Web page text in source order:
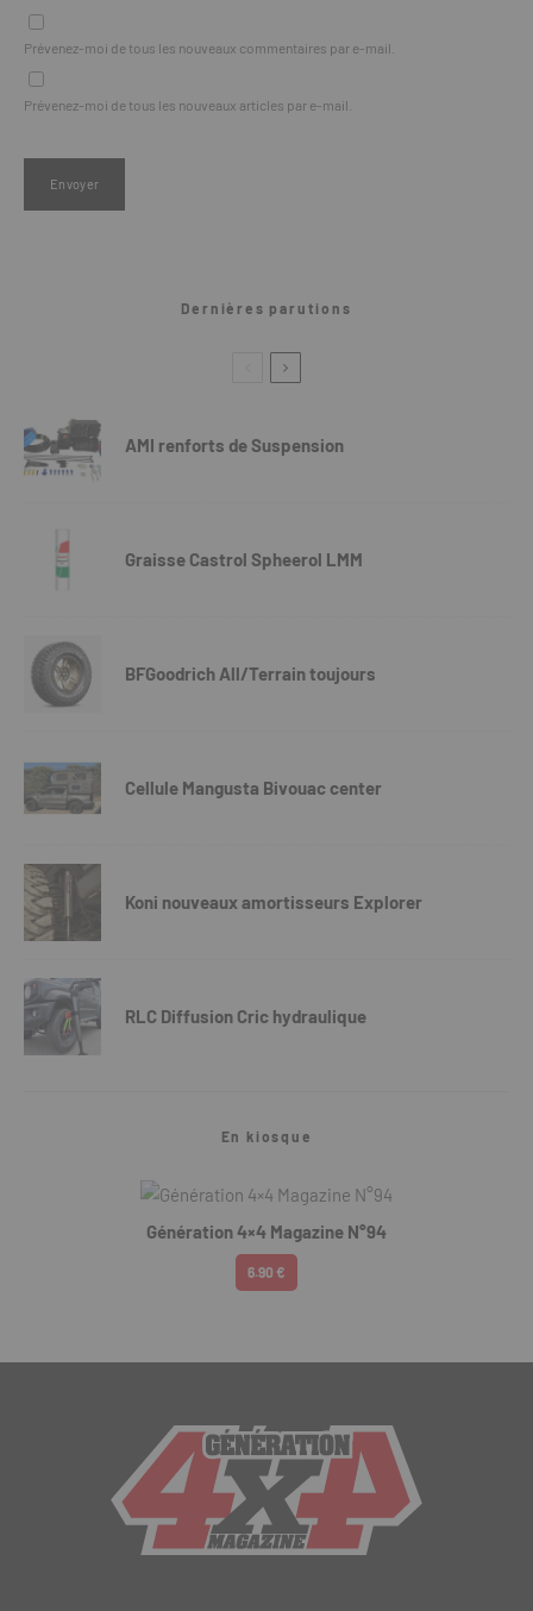
Prévenez-moi de tous les nouveaux commentaires par e-mail.
Prévenez-moi de tous les nouveaux articles par e-mail.
Dernières parutions
AMI renforts de Suspension
Graisse Castrol Spheerol LMM
BFGoodrich All/Terrain toujours
Cellule Mangusta Bivouac center
Koni nouveaux amortisseurs Explorer
RLC Diffusion Cric hydraulique
En kiosque
Génération 4×4 Magazine N°94
6.90 €